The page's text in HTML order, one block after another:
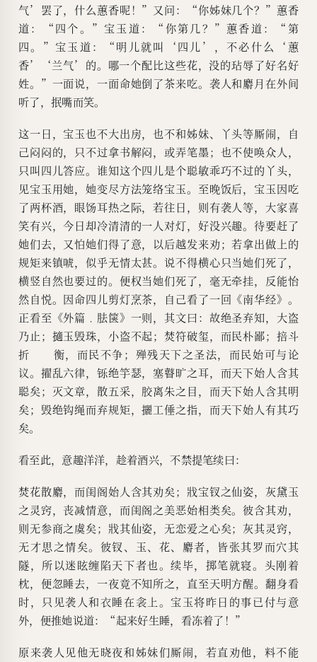
气’罢了，什么蕙香呢！”又问：“你姊妹几个？”蕙香
道：“四个。”宝玉道：“你第几？”蕙香道：“第
四。”宝玉道：“明儿就叫‘四儿’，不必什么‘蕙
香’‘兰气’的。哪一个配比这些花，没的玷辱了好名好
姓。”一面说，一面命她倒了茶来吃。袭人和麝月在外间
听了，抿嘴而笑。
这一日，宝玉也不大出房，也不和姊妹、丫头等厮闹，自
己闷闷的，只不过拿书解闷，或弄笔墨；也不使唤众人，
只叫四儿答应。谁知这个四儿是个聪敏乖巧不过的丫头，
见宝玉用她，她变尽方法笼络宝玉。至晚饭后，宝玉因吃
了两杯酒，眼饧耳热之际，若往日，则有袭人等，大家喜
笑有兴，今日却冷清清的一人对灯，好没兴趣。待要赶了
她们去，又怕她们得了意，以后越发来劝；若拿出做上的
规矩来镇唬，似乎无情太甚。说不得横心只当她们死了，
横竖自然也要过的。便权当她们死了，毫无牵挂，反能怡
然自悦。因命四儿剪灯烹茶，自己看了一回《南华经》。
正看至《外篇﹒胠箧》一则，其文曰：故绝圣弃知，大盗
乃止；擿玉毁珠，小盗不起；焚符破玺，而民朴鄙；掊斗
折 衡，而民不争；殚残天下之圣法，而民始可与论
议。擢乱六律，铄绝竽瑟，塞瞽旷之耳，而天下始人含其
聪矣；灭文章，散五采，胶离朱之目，而天下始人含其明
矣；毁绝钩绳而弃规矩，攦工倕之指，而天下始人有其巧
矣。
看至此，意趣洋洋，趁着酒兴，不禁提笔续曰：
焚花散麝，而闺阁始人含其劝矣；戕宝钗之仙姿，灰黛玉
之灵窍，丧减情意，而闺阁之美恶始相类矣。彼含其劝，
则无参商之虞矣；戕其仙姿，无恋爱之心矣；灰其灵窍，
无才思之情矣。彼钗、玉、花、麝者，皆张其罗而穴其
隧，所以迷眩缠陷天下者也。续毕，掷笔就寝。头刚着
枕，便忽睡去，一夜竟不知所之，直至天明方醒。翻身看
时，只见袭人和衣睡在衾上。宝玉将昨日的事已付与意
外，便推她说道：“起来好生睡，看冻着了！”
原来袭人见他无晓夜和姊妹们厮闹，若直劝他，料不能